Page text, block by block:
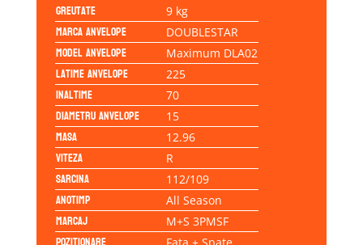
Greutate 9 kg
Marca anvelope DOUBLESTAR
Model anvelope Maximum DLA02
Latime anvelope 225
Inaltime 70
Diametru anvelope 15
Masa 12.96
Viteza R
Sarcina 112/109
Anotimp All Season
Marcaj M+S 3PMSF